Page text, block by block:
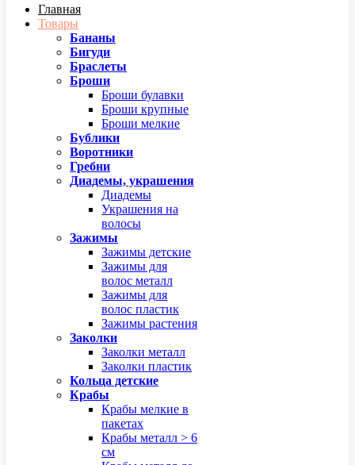
Главная
Товары
Бананы
Бигуди
Браслеты
Броши
Броши булавки
Броши крупные
Броши мелкие
Бублики
Воротники
Гребни
Диадемы, украшения
Диадемы
Украшения на
волосы
Зажимы
Зажимы детские
Зажимы для
волос металл
Зажимы для
волос пластик
Зажимы растения
Заколки
Заколки металл
Заколки пластик
Кольца детские
Крабы
Крабы мелкие в
пакетах
Крабы металл > 6
см